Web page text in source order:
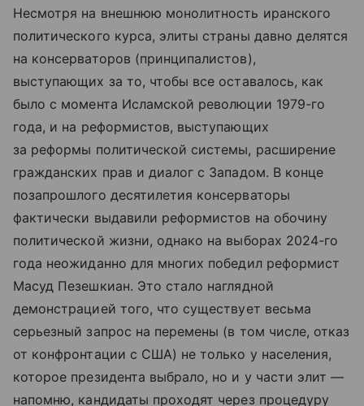
Несмотря на внешнюю монолитность иранского
политического курса, элиты страны давно делятся
на консерваторов (принципалистов),
выступающих за то, чтобы все оставалось, как
было с момента Исламской революции 1979-го
года, и на реформистов, выступающих
за реформы политической системы, расширение
гражданских прав и диалог с Западом. В конце
позапрошлого десятилетия консерваторы
фактически выдавили реформистов на обочину
политической жизни, однако на выборах 2024-го
года неожиданно для многих победил реформист
Масуд Пезешкиан. Это стало наглядной
демонстрацией того, что существует весьма
серьезный запрос на перемены (в том числе, отказ
от конфронтации с США) не только у населения,
которое президента выбрало, но и у части элит —
напомню, кандидаты проходят через процедуру